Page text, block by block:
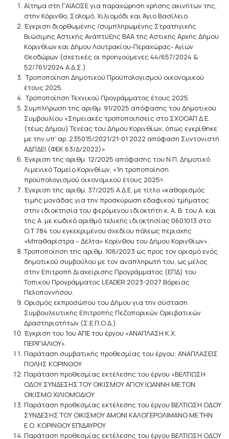
Αίτημα στη ΓΑΙΑΟΣΕ για παραχώρηση χρήσης ακινήτων της,
στην Κόρινθο, Σολομό, Χιλιομόδι και Άγιο Βασίλειο.
Έγκριση διορθωμένης /συμπληρωμένης Στρατηγικής
Βιώσιμης Αστικής Ανάπτυξης ΒΑΑ της Αστικής Αρχής Δήμου
Κορινθίων και Δήμου Λουτρακίου-Περαχώρας- Αγίων
Θεοδώρων (σχετικές οι προηγούμενες 44/657/2024 &
52/761/2024 Α.Δ.Σ.)
Τροποποίηση Δημοτικού Προϋπολογισμού οικονομικού
έτους 2025.
Τροποποίηση Τεχνικού Προγράμματος έτους 2025.
Συμπλήρωση της αριθμ. 91/2025 απόφασης του Δημοτικού
Συμβουλίου «Σημειακές τροποποιήσεις στο ΣΧΟΟΑΠ Δ.Ε.
(τέως Δήμου) Τενέας του Δήμου Κορινθίων, όπως εγκρίθηκε
με την υπ’ αρ. 235015/2021/21-01 2022 απόφαση Συντονιστή
ΑΔΠΔΕΙ (ΦΕΚ 63/Δ/2022)»
Έγκριση της αριθμ. 12/2025 απόφασης του Ν.Π. Δημοτικό
Λιμενικό Ταμείο Κορινθίων, «1η τροποποίηση
προϋπολογισμού οικονομικού έτους 2025».
Έγκριση της αριθμ. 37/2025 Α.Δ.Ε. με τίτλο «καθορισμός
τιμής μονάδας για την προσκύρωση εδαφικού τμήματος
στην ιδιοκτησία του φερόμενου ιδιοκτήτη κ. Α. Β. του Α. και
της Α. με κωδικό αριθμό τελικής ιδιοκτησίας 0601013 στο
Ο.Τ 784 του εγκεκριμένου σχεδίου πόλεως περιοχής
«Μπαθαρίστρα – Δέλτα» Κορίνθου του Δήμου Κορινθίων».
Τροποποίηση της αριθμ. 106/2023 ως προς τον ορισμό ενός
δημοτικού συμβούλου με τον αναπληρωτή του, ως μέλος
στην Επιτροπή Διαχείρισης Προγράμματος (ΕΠΔ) του
Τοπικού Προγράμματος LEADER 2023-2027 Βόρειας
Πελοποννήσου.
Ορισμός εκπροσώπου του Δήμου για την σύσταση
Συμβουλευτικής Επιτροπής Πεζοπορικών Ορειβατικών
Δραστηριοτήτων (Σ.Ε.Π.Ο.Δ.).
Έγκριση του 1ου ΑΠΕ του έργου «ΑΝΑΠΛΑΣΗ Κ.Χ.
ΠΕΡΙΓΙΑΛΙΟΥ».
Παράταση συμβατικής προθεσμίας του έργου: ΑΝΑΠΛΑΣΕΙΣ
ΠΟΛΗΣ ΚΟΡΙΝΘΟΥ
Παράταση προθεσμίας εκτέλεσης του έργου «ΒΕΛΤΙΩΣΗ
ΟΔΟΥ ΣΥΝΔΕΣΗΣ ΤΟΥ ΟΙΚΙΣΜΟΥ ΑΓΙΟΥ ΙΩΑΝΝΗ ΜΕ ΤΟΝ
ΟΙΚΙΣΜΟ ΧΙΛΙΟΜΟΔΙΟΥ
Παράταση προθεσμίας εκτέλεσης του έργου ΒΕΛΤΙΩΣΗ ΟΔΟΥ
ΣΥΝΔΕΣΗΣ ΤΟΥ ΟΙΚΙΣΜΟΥ ΑΜΟΝΙ ΚΑΛΟΓΕΡΟΛΙΜΑΝΟ ΜΕ ΤΗΝ
Ε.Ο. ΚΟΡΙΝΘΟΥ ΕΠΙΔΑΥΡΟΥ
Παράταση προθεσμίας εκτέλεσης του έργου ΒΕΛΤΙΩΣΗ ΟΔΟΥ